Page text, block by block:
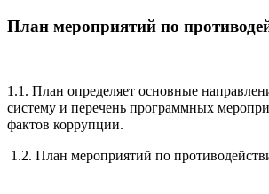
План мероприятий по
1.1. План определяет основные
систему и перечень программных
фактов коррупции.
1.2. План мероприятий по